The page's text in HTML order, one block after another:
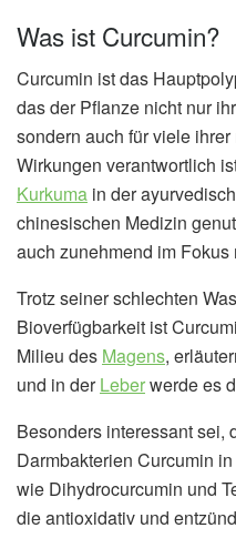
Was ist Curcumin?
Curcumin ist das
das der Pflanze nicht nur
sondern auch für viele
Wirkungen verantwortlich
Kurkuma in der
chinesischen Medizin
auch zunehmend im
Trotz seiner schlechten
Bioverfügbarkeit ist
Milieu des Magens,
und in derLeberwerde es
Besonders interessant sei,
Darmbakterien Curcumin
wie Dihydrocurcumin und
die antioxidativ und